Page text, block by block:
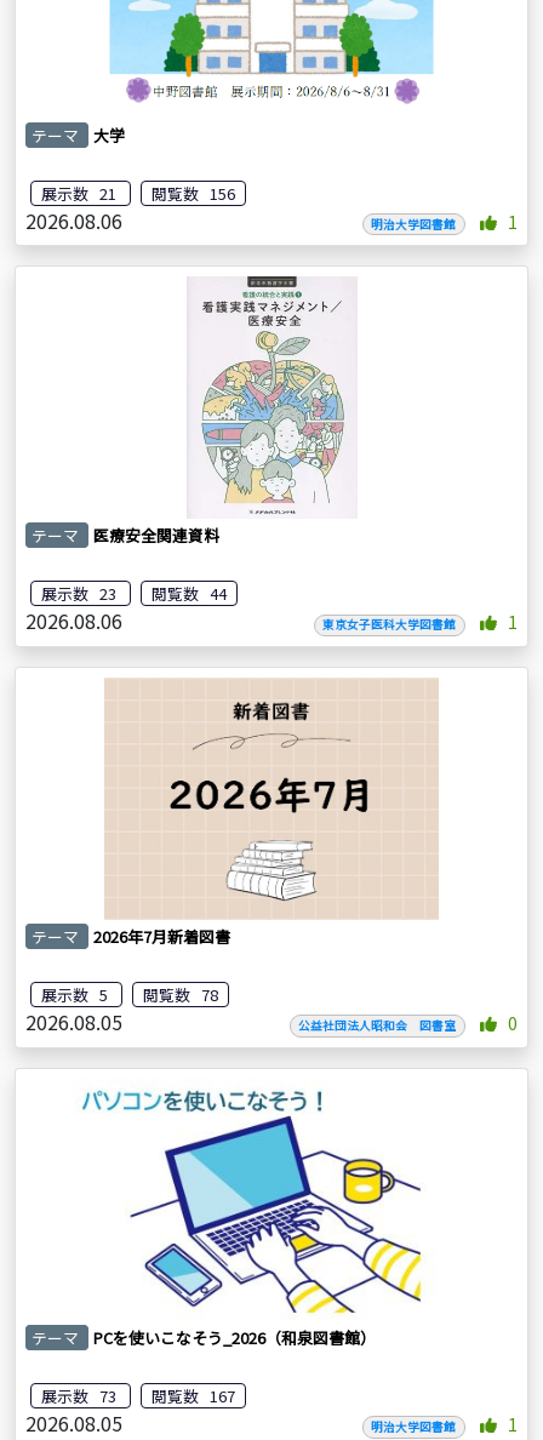
テーマ 大学
展示数 21 閲覧数 156
2026.08.06 明治大学図書館 1
テーマ 医療安全関連資料
展示数 23 閲覧数 44
2026.08.06 東京女子医科大学図書館 1
テーマ 2026年7月新着図書
展示数 5 閲覧数 78
2026.08.05 公益社団法人昭和会 図書室 0
テーマ PCを使いこなそう_2026（和泉図書館）
展示数 73 閲覧数 167
2026.08.05 明治大学図書館 1